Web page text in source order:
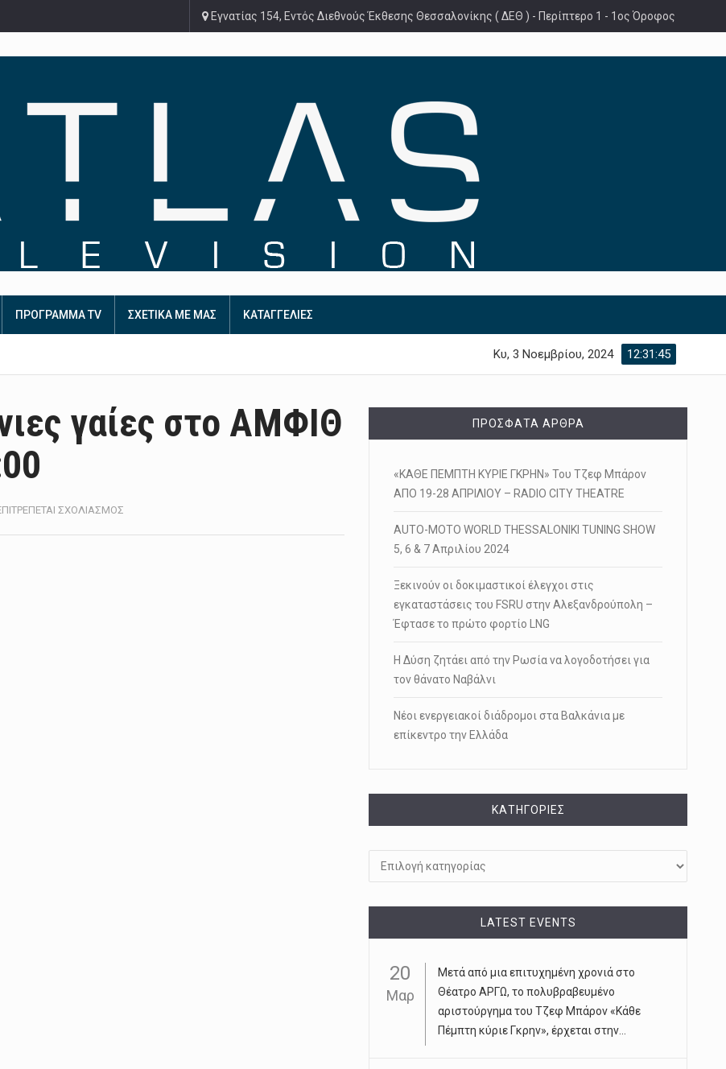
Εγνατίας 154, Εντός Διεθνούς Έκθεσης Θεσσαλονίκης ( ΔΕΘ ) - Περίπτερο 1 - 1ος Όροφος
ΠΡΟΓΡΑΜΜΑ TV ΣΧΕΤΙΚΑ ΜΕ ΜΑΣ ΚΑΤΑΓΓΕΛΙΕΣ
12:31:46
Κυ, 3 Νοεμβρίου, 2024
γαίες στο ΑΜΦΙΘ
ΣΧΟΛΙΑΣΜΌΣ
ΠΡΌΣΦΑΤΑ ΆΡΘΡΑ
«ΚΑΘΕ ΠΕΜΠΤΗ ΚΥΡΙΕ ΓΚΡΗΝ» Του Τζεφ Μπάρον
ΑΠΟ 19-28 ΑΠΡΙΛΙΟΥ – RADIO CITY THEATRE
AUTO-MOTO WORLD THESSALONIKI TUNING SHOW
5, 6 & 7 Απριλίου 2024
Ξεκινούν οι δοκιμαστικοί έλεγχοι στις
εγκαταστάσεις του FSRU στην Αλεξανδρούπολη –
Έφτασε το πρώτο φορτίο LNG
Η Δύση ζητάει από την Ρωσία να λογοδοτήσει για
τον θάνατο Ναβάλνι
Νέοι ενεργειακοί διάδρομοι στα Βαλκάνια με
επίκεντρο την Ελλάδα
KΑΤΗΓΟΡΊΕΣ
LATEST EVENTS
20
Μαρ
Μετά από μια επιτυχημένη χρονιά στο
Θέατρο ΑΡΓΩ, το πολυβραβευμένο
αριστούργημα του Τζεφ Μπάρον «Κάθε
Πέμπτη κύριε Γκρην», έρχεται στην...